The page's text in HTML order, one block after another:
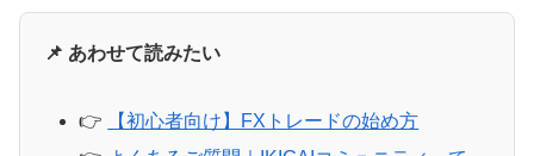
📌 あわせて読みたい
👉
【初心者向け】FXトレードの始め方